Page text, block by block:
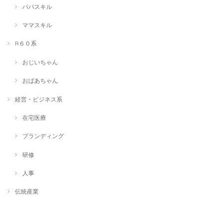
とても満足です。 何度もこちらの修正にも細かく対応いただけて、作品
またお願いしようと思います
素敵な作品を創作していただき、ありがとうございます！ 最初にどのよ
うな作品が良いかを丁寧に聞いていただき、わたし自身の日々の活動を
事務所に飾らせていただきます！ありがとうございました！！
パパスキル
ママスキル
R６０系
おじいちゃん
おばあちゃん
経営・ビジネス系
在宅医療
ブランディング
研修
人事
伝統産業